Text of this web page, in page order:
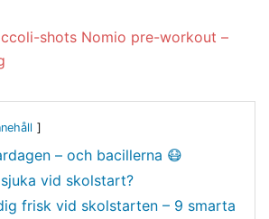
shots Nomio pre-workout –
– och bacillerna 😷
vid skolstart?
frisk vid skolstarten – 9 smarta